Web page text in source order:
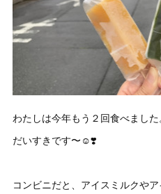
わたしは今年もう２回食べました
だいすきです〜☺️❣️
コンビニだと、アイスミルクや